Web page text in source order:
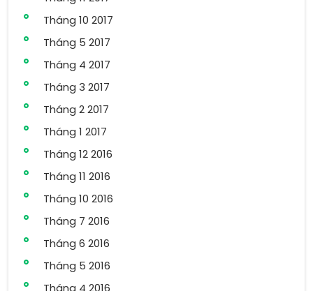
Tháng 10 2017
Tháng 5 2017
Tháng 4 2017
Tháng 3 2017
Tháng 2 2017
Tháng 1 2017
Tháng 12 2016
Tháng 11 2016
Tháng 10 2016
Tháng 7 2016
Tháng 6 2016
Tháng 5 2016
Tháng 4 2016